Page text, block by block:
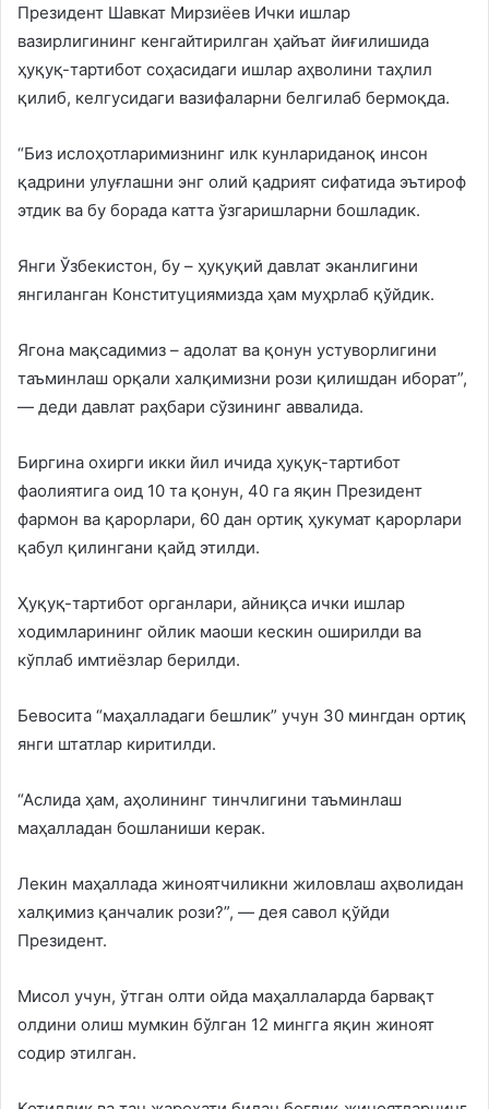
Президент Шавкат Мирзиёев Ички ишлар
вазирлигининг кенгайтирилган ҳайъат йиғилишида
ҳуқуқ-тартибот соҳасидаги ишлар аҳволини таҳлил
қилиб, келгусидаги вазифаларни белгилаб бермоқда.
“Биз ислоҳотларимизнинг илк кунлариданоқ инсон
қадрини улуғлашни энг олий қадрият сифатида эътироф
этдик ва бу борада катта ўзгаришларни бошладик.
Янги Ўзбекистон, бу – ҳуқуқий давлат эканлигини
янгиланган Конституциямизда ҳам муҳрлаб қўйдик.
Ягона мақсадимиз – адолат ва қонун устуворлигини
таъминлаш орқали халқимизни рози қилишдан иборат”,
— деди давлат раҳбари сўзининг аввалида.
Биргина охирги икки йил ичида ҳуқуқ-тартибот
фаолиятига оид 10 та қонун, 40 га яқин Президент
фармон ва қарорлари, 60 дан ортиқ ҳукумат қарорлари
қабул қилингани қайд этилди.
Ҳуқуқ-тартибот органлари, айниқса ички ишлар
ходимларининг ойлик маоши кескин оширилди ва
кўплаб имтиёзлар берилди.
Бевосита “маҳалладаги бешлик” учун 30 мингдан ортиқ
янги штатлар киритилди.
“Аслида ҳам, аҳолининг тинчлигини таъминлаш
маҳалладан бошланиши керак.
Лекин маҳаллада жиноятчиликни жиловлаш аҳволидан
халқимиз қанчалик рози?”, — дея савол қўйди
Президент.
Мисол учун, ўтган олти ойда маҳаллаларда барвақт
олдини олиш мумкин бўлган 12 мингга яқин жиноят
содир этилган.